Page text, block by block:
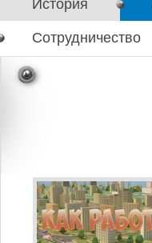
История
Сотрудничество